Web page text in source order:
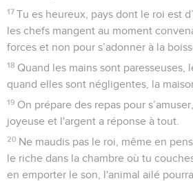
17 Tu es heureux, pays dont le roi est
les chefs mangent au moment
forces et non pour s’adonner à la
18 Quand les mains sont paresseuses,
quand elles sont négligentes, la
19 On prépare des repas pour
joyeuse et l'argent a réponse à tout.
20 Ne maudis pas le roi, même en
le riche dans la chambre où tu
en emporter le son, l'animal ailé